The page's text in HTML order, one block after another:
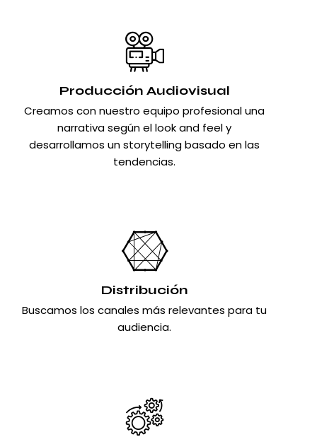
Producción Audiovisual
Creamos con nuestro equipo profesional una
narrativa según el look and feel y
desarrollamos un storytelling basado en las
tendencias.
Distribución
Buscamos los canales más relevantes para tu
audiencia.